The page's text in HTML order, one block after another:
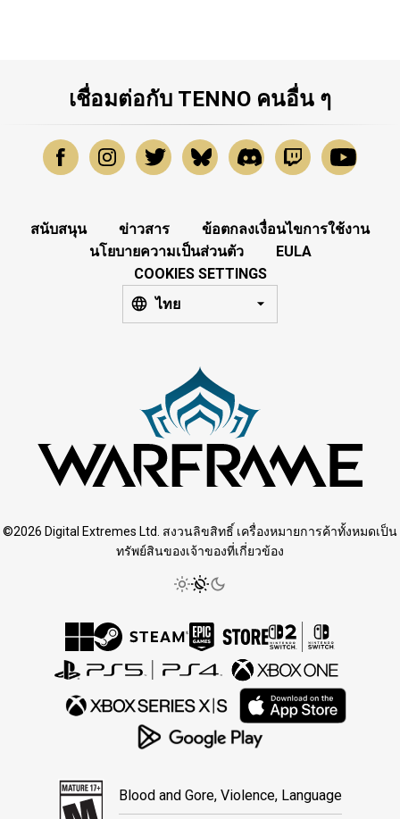
เชื่อมต่อกับ TENNO คนอื่น ๆ
สนับสนุน ข่าวสาร
ข้อตกลงเงื่อนไขการใช้งาน
นโยบายความเป็นส่วนตัว
EULA
COOKIES SETTINGS
ไทย
©2026 Digital Extremes Ltd. สงวนลิขสิทธิ์ เครื่องหมายการค้าทั้งหมดเป็น
ทรัพย์สินของเจ้าของที่เกี่ยวข้อง
Blood and Gore, Violence, Language